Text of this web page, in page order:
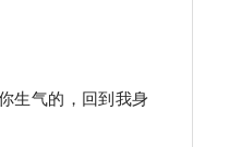
生气的，回到我身